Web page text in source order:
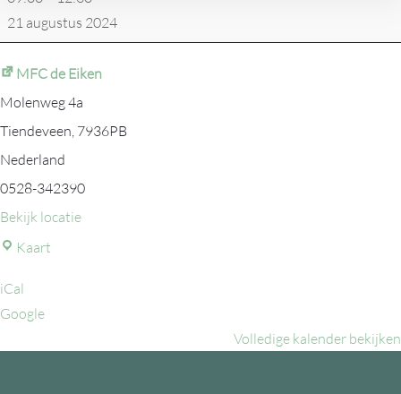
de
Huifkarrentocht
21 augustus 2024
MFC de Eiken
Molenweg 4a
Tiendeveen, 7936PB
Nederland
0528-342390
Bekijk locatie
Kaart
iCal
Google
Volledige kalender bekijken